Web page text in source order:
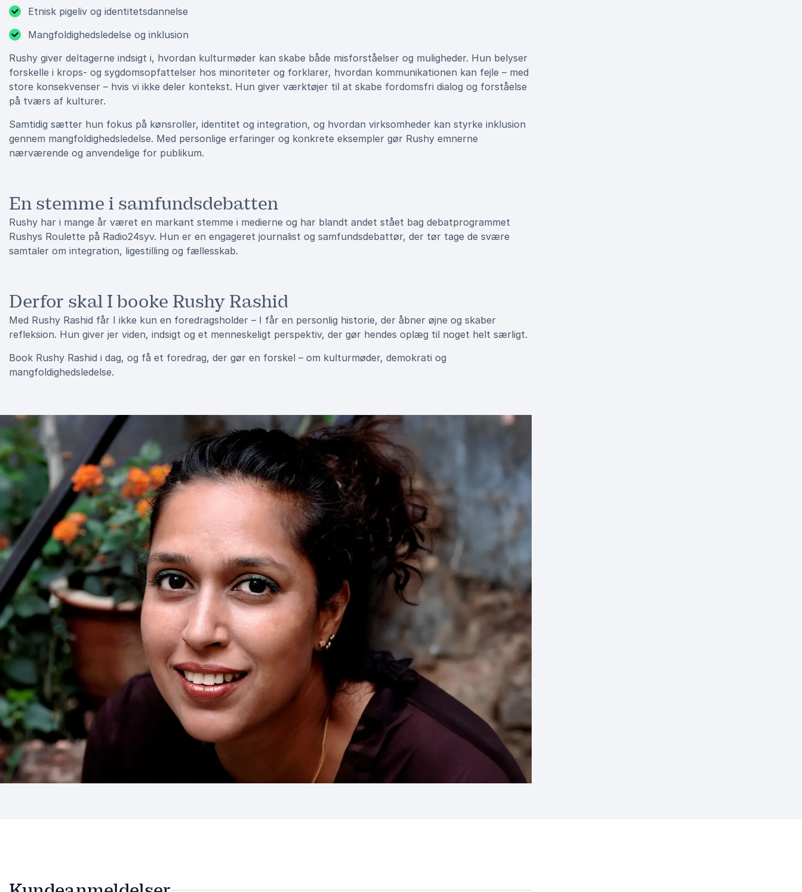
Etnisk pigeliv og identitetsdannelse
Mangfoldighedsledelse og inklusion
Rushy giver deltagerne indsigt i, hvordan kulturmøder kan skabe både misforståelser og muligheder. Hun belyser
forskelle i krops- og sygdomsopfattelser hos minoriteter og forklarer, hvordan kommunikationen kan fejle – med
store konsekvenser – hvis vi ikke deler kontekst. Hun giver værktøjer til at skabe fordomsfri dialog og forståelse
på tværs af kulturer.
Samtidig sætter hun fokus på kønsroller, identitet og integration, og hvordan virksomheder kan styrke inklusion
gennem mangfoldighedsledelse. Med personlige erfaringer og konkrete eksempler gør Rushy emnerne
nærværende og anvendelige for publikum.
En stemme i samfundsdebatten
Rushy har i mange år været en markant stemme i medierne og har blandt andet stået bag debatprogrammet
Rushys Roulette på Radio24syv. Hun er en engageret journalist og samfundsdebattør, der tør tage de svære
samtaler om integration, ligestilling og fællesskab.
Derfor skal I booke Rushy Rashid
Med Rushy Rashid får I ikke kun en foredragsholder – I får en personlig historie, der åbner øjne og skaber
refleksion. Hun giver jer viden, indsigt og et menneskeligt perspektiv, der gør hendes oplæg til noget helt særligt.
Book Rushy Rashid i dag, og få et foredrag, der gør en forskel – om kulturmøder, demokrati og
mangfoldighedsledelse.